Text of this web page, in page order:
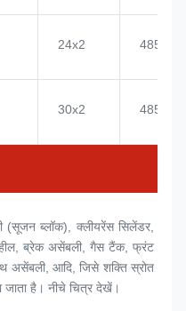
24x2 4855
30x2 4855
(सूजन ब्लॉक), क्लीयरेंस सिलेंडर,
ब्रेक असेंबली, गैस टैंक, फ्रंट
असेंबली, आदि, जिसे शक्ति स्रोत
जाता है। नीचे चित्र देखें।